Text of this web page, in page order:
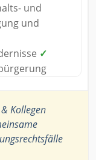
und
und
✓
Kollegen